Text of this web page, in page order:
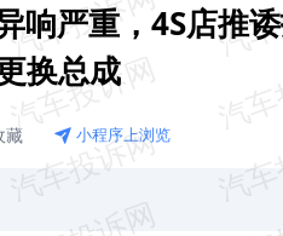
响严重，4S店推
换总成
藏 小程序上浏览